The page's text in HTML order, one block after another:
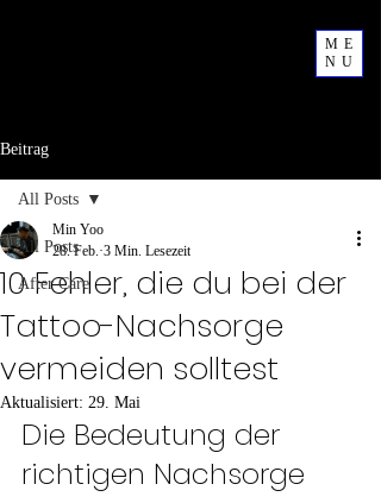
ME
NU
Beitrag
All Posts
After Care
All Posts
10 Fehler, die du bei der
Tattoo-Nachsorge
vermeiden solltest
Min Yoo
28. Feb. 3 Min. Lesezeit
Aktualisiert: 29. Mai
Die Bedeutung der
richtigen Nachsorge